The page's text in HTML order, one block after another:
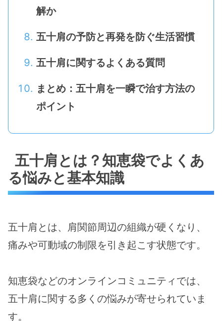
解か
五十肩の予防と再発を防ぐ生活習慣
五十肩に関するよくある質問
まとめ：五十肩を一瞬で治す方法の
ポイント
五十肩とは？知恵袋でよくあ
る悩みと基本知識
五十肩とは、肩関節周辺の組織が硬くなり、
痛みや可動域の制限を引き起こす状態です。
知恵袋などのオンラインコミュニティでは、
五十肩に関する多くの悩みが寄せられていま
す。